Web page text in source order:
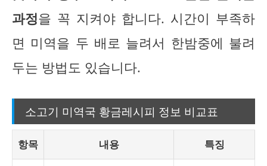
과정을 꼭 지켜야 합니다. 시간이 부족하
면 미역을 두 배로 늘려서 한밤중에 불려
두는 방법도 있습니다.
소고기 미역국 황금레시피 정보 비교표
항목 내용 특징